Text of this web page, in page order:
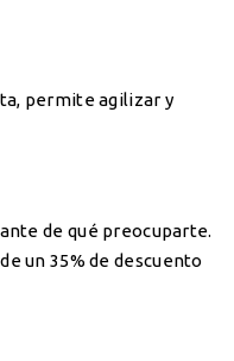
permite agilizar y
de qué preocuparte.
un 35% de descuento